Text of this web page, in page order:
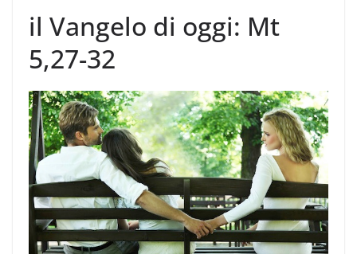
il Vangelo di oggi: Mt
5,27-32